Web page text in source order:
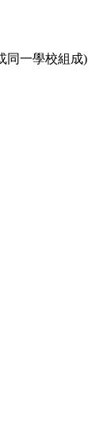
同一學校組成)